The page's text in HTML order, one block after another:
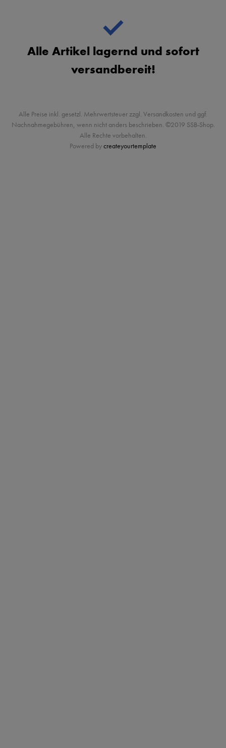
Alle Artikel lagernd und sofort
versandbereit!
Alle Preise inkl. gesetzl. Mehrwertsteuer zzgl. Versandkosten und ggf.
Nachnahmegebühren, wenn nicht anders beschrieben. ©2019 SSB-Shop.
Alle Rechte vorbehalten.
Powered bycreateyourtemplate